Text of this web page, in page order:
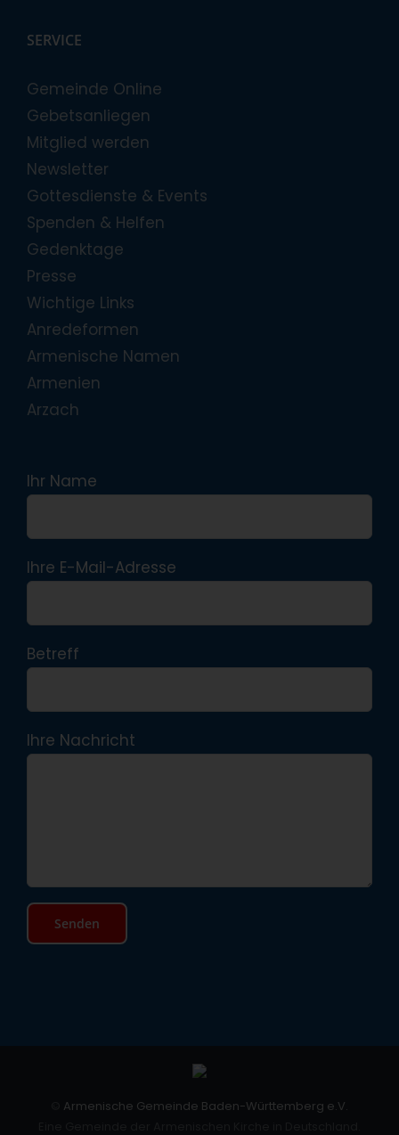
SERVICE
Gemeinde Online
Gebetsanliegen
Mitglied werden
Newsletter
Gottesdienste & Events
Spenden & Helfen
Gedenktage
Presse
Wichtige Links
Anredeformen
Armenische Namen
Armenien
Arzach
Ihr Name
Ihre E-Mail-Adresse
Betreff
Ihre Nachricht
Armenische Gemeinde Baden-Württemberg e.V.